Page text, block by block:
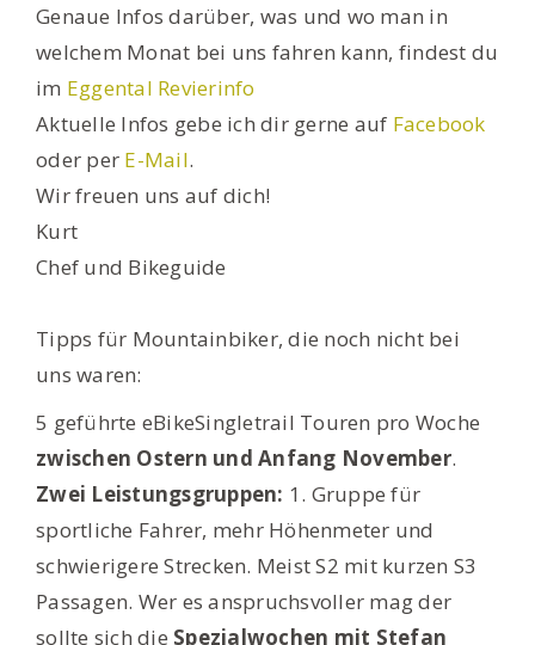
Genaue Infos darüber, was und wo man in
welchem Monat bei uns fahren kann, findest du
im Eggental Revierinfo
Aktuelle Infos gebe ich dir gerne auf Facebook
oder per E-Mail.
Wir freuen uns auf dich!
Kurt
Chef und Bikeguide
Tipps für Mountainbiker, die noch nicht bei
uns waren:
5 geführte eBikeSingletrail Touren pro Woche
zwischen Ostern und Anfang November.
Zwei Leistungsgruppen: 1. Gruppe für
sportliche Fahrer, mehr Höhenmeter und
schwierigere Strecken. Meist S2 mit kurzen S3
Passagen. Wer es anspruchsvoller mag der
sollte sich die Spezialwochen mit Stefan